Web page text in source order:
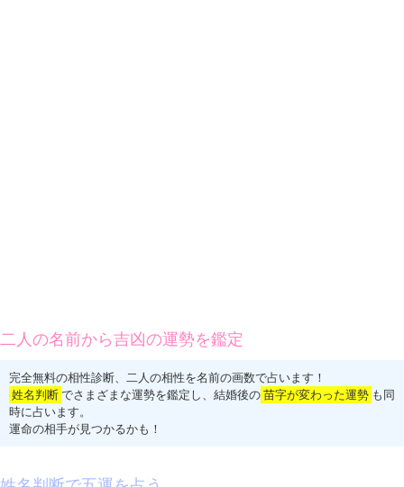
二人の名前から吉凶の運勢を鑑定
完全無料の相性診断、二人の相性を名前の画数で占います！
姓名判断 でさまざまな運勢を鑑定し、結婚後の 苗字が変わった運勢 も同
時に占います。
運命の相手が見つかるかも！